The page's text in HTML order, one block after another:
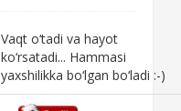
Vaqt o‘tadi va hayot
ko‘rsatadi... Hammasi
yaxshilikka bo‘lgan bo‘ladi :-)